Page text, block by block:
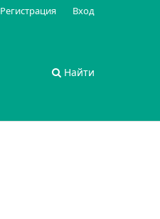
Найти
Регистрация Вход